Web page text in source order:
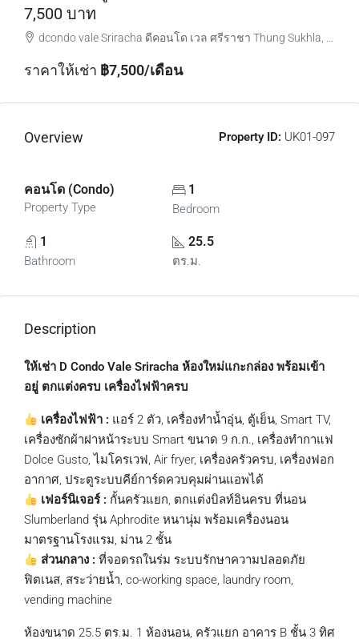
7,500 บาท
dcondo vale Sriracha ดีคอนโด เวล ศรีราชา Thung Sukhla, Si Racha District, Chon Buri, Thailand
ราคาให้เช่า ฿7,500/เดือน
Overview Property ID: UK01-097
คอนโด (Condo)
Property Type
1
Bedroom
1
Bathroom
25.5
ตร.ม.
Description
ให้เช่า D Condo Vale Sriracha ห้องใหม่แกะกล่อง พร้อมเข้า
อยู่ ตกแต่งครบ เครื่องไฟฟ้าครบ
เครื่องไฟฟ้า : แอร์ 2 ตัว, เครื่องทำน้ำอุ่น, ตู้เย็น, Smart TV,
เครื่องซักผ้าฝาหน้าระบบ Smart ขนาด 9 ก.ก., เครื่องทำกาแฟ
Dolce Gusto, ไมโครเวฟ, Air fryer, เครื่องครัวครบ, เครื่องฟอก
อากาศ, ประตูระบบคีย์การ์ดควบคุมผ่านแอพได้
เฟอร์นิเจอร์ : กั้นครัวแยก, ตกแต่งบิลท์อินครบ ที่นอน
Slumberland รุ่น Aphrodite หนานุ่ม พร้อมเครื่องนอน
มาตรฐานโรงแรม, ม่าน 2 ชั้น
ส่วนกลาง :ที่จอดรถในร่ม ระบบรักษาความปลอดภัย
ฟิตเนส, สระว่ายน้ำ, co-working space, laundry room,
vending machine
ห้องขนาด 25.5 ตร.ม. 1 ห้องนอน, ครัวแยก อาคาร B ชั้น 3 ทิศ